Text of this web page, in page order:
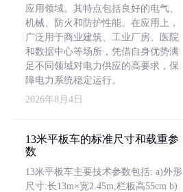
应用领域。其特点包括良好的电气、
机械、防火和防护性能。在应用上，
广泛用于商业建筑、工业厂房、医院
和数据中心等场所，凭借自身优势满
足不同领域对电力供应的高要求，保
障电力系统稳定运行。
2026年8月4日
13米平板车的标准尺寸和载重参
数
13米平板车主要技术参数包括: a)外形
尺寸:长13m×宽2.45m,栏板高55cm b)